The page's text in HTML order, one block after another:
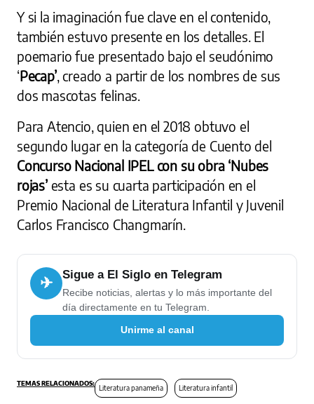
Y si la imaginación fue clave en el contenido,
también estuvo presente en los detalles. El
poemario fue presentado bajo el seudónimo
‘Pecap’, creado a partir de los nombres de sus
dos mascotas felinas.
Para Atencio, quien en el 2018 obtuvo el
segundo lugar en la categoría de Cuento del
Concurso Nacional IPEL con su obra ‘Nubes
rojas’esta es su cuarta participación en el
Premio Nacional de Literatura Infantil y Juvenil
Carlos Francisco Changmarín.
✈ Sigue a El Siglo en Telegram
Recibe noticias, alertas y lo más importante del
día directamente en tu Telegram.
Unirme al canal
Literatura panameña Literatura infantil